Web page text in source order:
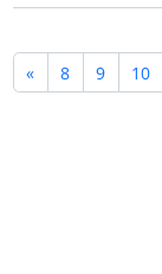
« 8 9 10